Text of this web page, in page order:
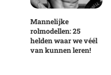
Mannelijke
rolmodellen: 25
helden waar we véél
van kunnen leren!